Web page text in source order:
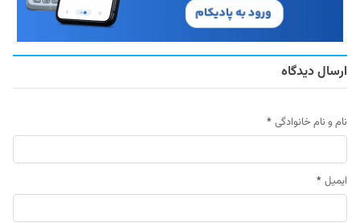
ارسال دیدگاه
نام و نام خانوادگی *
ایمیل *